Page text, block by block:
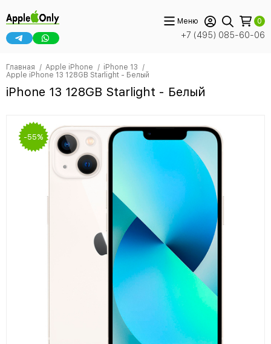
+7 (495) 085-60-06
Меню 0
Главная Apple iPhone
iPhone 13
Apple iPhone 13 128GB Starlight - Белый
iPhone 13 128GB Starlight - Белый
-55%